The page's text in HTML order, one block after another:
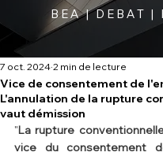
BEA | DEBAT |
Vice de consentement de
L'annulation de la rupture
vaut démission
7 oct. 2024 2 min de lecture
"La rupture
vice du consentement